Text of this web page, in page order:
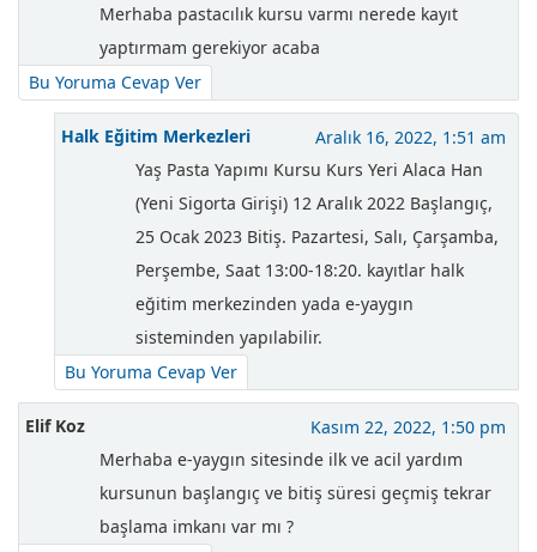
Merhaba pastacılık kursu varmı nerede kayıt
yaptırmam gerekiyor acaba
Bu Yoruma Cevap Ver
Halk Eğitim Merkezleri
Aralık 16, 2022, 1:51 am
Yaş Pasta Yapımı Kursu Kurs Yeri Alaca Han
(Yeni Sigorta Girişi) 12 Aralık 2022 Başlangıç,
25 Ocak 2023 Bitiş. Pazartesi, Salı, Çarşamba,
Perşembe, Saat 13:00-18:20. kayıtlar halk
eğitim merkezinden yada e-yaygın
sisteminden yapılabilir.
Bu Yoruma Cevap Ver
Elif Koz
Kasım 22, 2022, 1:50 pm
Merhaba e-yaygın sitesinde ilk ve acil yardım
kursunun başlangıç ve bitiş süresi geçmiş tekrar
başlama imkanı var mı ?